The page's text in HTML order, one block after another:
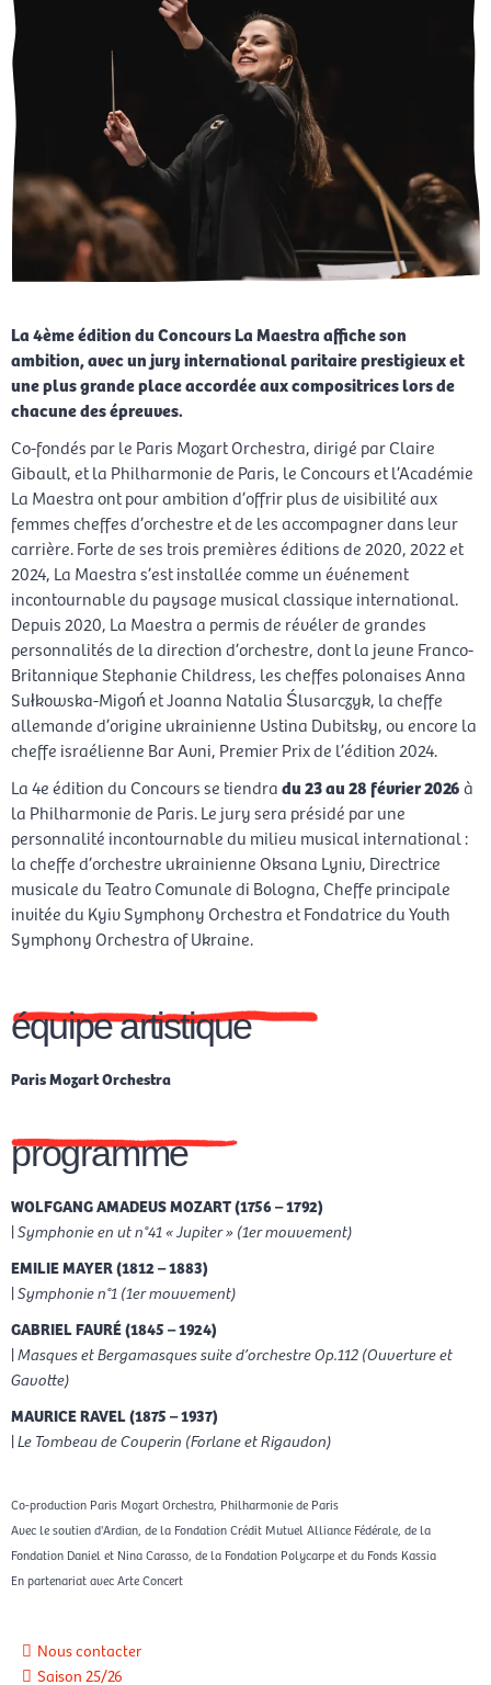
La 4ème édition du Concours La Maestra affiche son
ambition, avec un jury international paritaire prestigieux et
une plus grande place accordée aux compositrices lors de
chacune des épreuves.
Co-fondés par le Paris Mozart Orchestra, dirigé par Claire
Gibault, et la Philharmonie de Paris, le Concours et l’Académie
La Maestra ont pour ambition d’offrir plus de visibilité aux
femmes cheffes d’orchestre et de les accompagner dans leur
carrière. Forte de ses trois premières éditions de 2020, 2022 et
2024, La Maestra s’est installée comme un événement
incontournable du paysage musical classique international.
Depuis 2020, La Maestra a permis de révéler de grandes
personnalités de la direction d’orchestre, dont la jeune Franco-
Britannique Stephanie Childress, les cheffes polonaises Anna
Sułkowska-Migoń et Joanna Natalia Ślusarczyk, la cheffe
allemande d’origine ukrainienne Ustina Dubitsky, ou encore la
cheffe israélienne Bar Avni, Premier Prix de l’édition 2024.
La 4e édition du Concours se tiendradu23 au 28 février 2026à
la Philharmonie de Paris. Le jury sera présidé par une
personnalité incontournable du milieu musical international :
la cheffe d’orchestre ukrainienne Oksana Lyniv, Directrice
musicale du Teatro Comunale di Bologna, Cheffe principale
invitée du Kyiv Symphony Orchestra et Fondatrice du Youth
Symphony Orchestra of Ukraine.
équipe artistique
Paris Mozart Orchestra
programme
WOLFGANG AMADEUS MOZART (1756 – 1792)
|Symphonie en ut n°41 « Jupiter » (1er mouvement)
EMILIE MAYER (1812 – 1883)
|Symphonie n°1 (1er mouvement)
GABRIEL FAURÉ (1845 – 1924)
|Masques et Bergamasques suite d’orchestre Op.112 (Ouverture et
Gavotte)
MAURICE RAVEL (1875 – 1937)
|Le Tombeau de Couperin (Forlane et Rigaudon)
Co-production Paris Mozart Orchestra, Philharmonie de Paris
Avec le soutien d'Ardian, de la Fondation Crédit Mutuel Alliance Fédérale, de la
Fondation Daniel et Nina Carasso, de la Fondation Polycarpe et du Fonds Kassia
En partenariat avec Arte Concert
Nous contacter
Saison 25/26